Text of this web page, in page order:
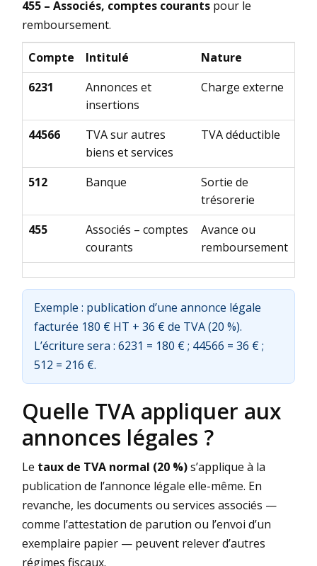
455 – Associés, comptes courants pour le
remboursement.
Compte Intitulé
Nature
6231
Annonces et
insertions
Charge externe
44566
TVA sur autres
biens et services
TVA déductible
512 Banque
Sortie de
trésorerie
455
Associés – comptes
courants
Avance ou
remboursement
Exemple : publication d’une annonce légale
facturée 180 € HT + 36 € de TVA (20 %).
L’écriture sera : 6231 = 180 € ; 44566 = 36 € ;
512 = 216 €.
Quelle TVA appliquer aux
annonces légales ?
Le taux de TVA normal (20 %)s’applique à la
publication de l’annonce légale elle-même. En
revanche, les documents ou services associés —
comme l’attestation de parution ou l’envoi d’un
exemplaire papier — peuvent relever d’autres
régimes fiscaux.